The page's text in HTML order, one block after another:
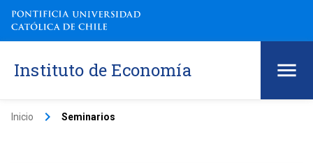
Instituto de Economía
Inicio keyboard_arrow_right Seminarios